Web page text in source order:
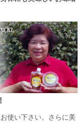
使い下さい。さらに美